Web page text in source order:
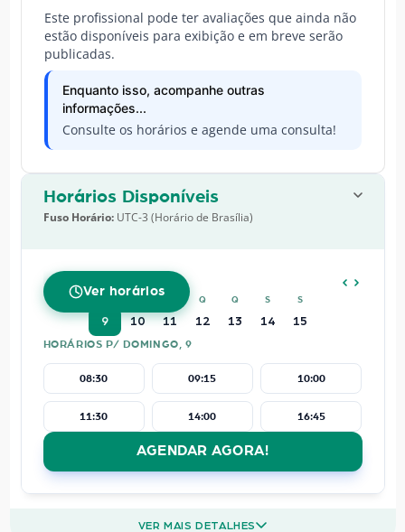
Este profissional pode ter avaliações que ainda não
estão disponíveis para exibição e em breve serão
publicadas.
Enquanto isso, acompanhe outras
informações...
Consulte os horários e agende uma consulta!
Horários Disponíveis
Fuso Horário:UTC-3 (Horário de Brasília)
Ver horários
AGOSTO 2026
Q Q S S
9 10 11 12 13 14 15
HORÁRIOS P/ DOMINGO, 9
08:30 09:15 10:00
11:30 14:00 16:45
AGENDAR AGORA!
VER MAIS DETALHES